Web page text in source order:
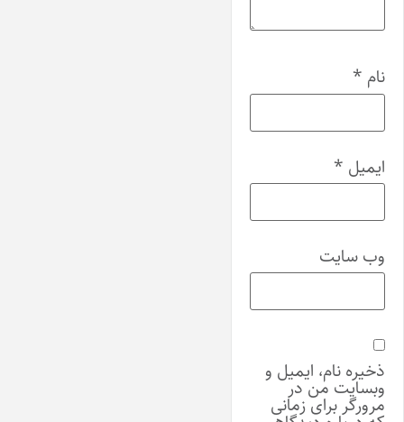
نام *
ایمیل *
وب‌ سایت
ذخیره نام، ایمیل و
وبسایت من در
مرورگر برای زمانی